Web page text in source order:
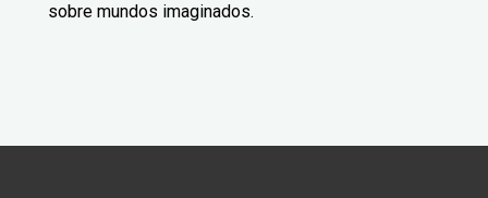
sobre mundos imaginados.